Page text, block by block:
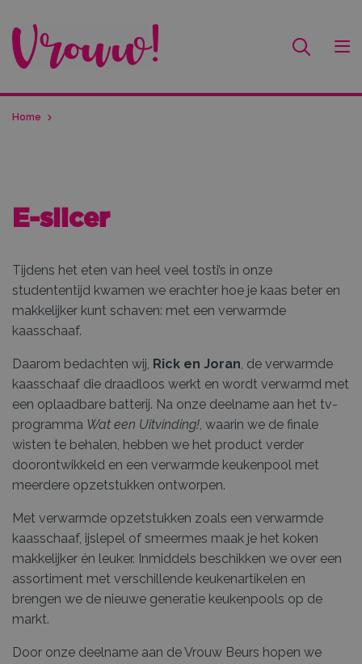
Home
E-slicer
Tijdens het eten van heel veel tosti’s in onze
studententijd kwamen we erachter hoe je kaas beter en
makkelijker kunt schaven: met een verwarmde
kaasschaaf.
Daarom bedachten wij, Rick en Joran, de verwarmde
kaasschaaf die draadloos werkt en wordt verwarmd met
een oplaadbare batterij. Na onze deelname aan het tv-
programma Wat een Uitvinding!, waarin we de finale
wisten te behalen, hebben we het product verder
doorontwikkeld en een verwarmde keukenpool met
meerdere opzetstukken ontworpen.
Met verwarmde opzetstukken zoals een verwarmde
kaasschaaf, ijslepel of smeermes maak je het koken
makkelijker én leuker. Inmiddels beschikken we over een
assortiment met verschillende keukenartikelen en
brengen we de nieuwe generatie keukenpools op de
markt.
Door onze deelname aan de Vrouw Beurs hopen we